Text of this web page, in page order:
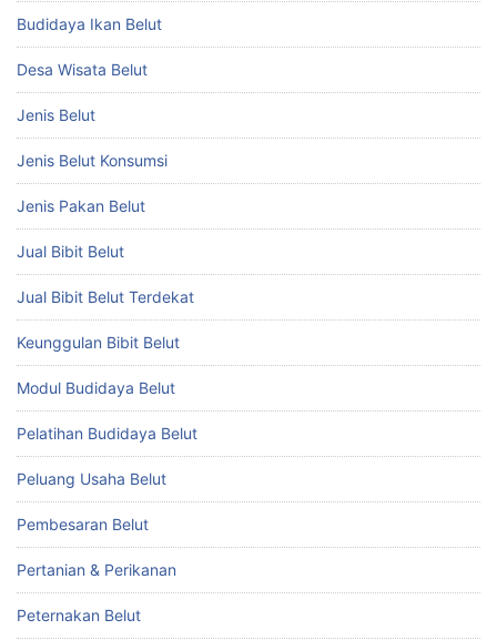
Budidaya Ikan Belut
Desa Wisata Belut
Jenis Belut
Jenis Belut Konsumsi
Jenis Pakan Belut
Jual Bibit Belut
Jual Bibit Belut Terdekat
Keunggulan Bibit Belut
Modul Budidaya Belut
Pelatihan Budidaya Belut
Peluang Usaha Belut
Pembesaran Belut
Pertanian & Perikanan
Peternakan Belut